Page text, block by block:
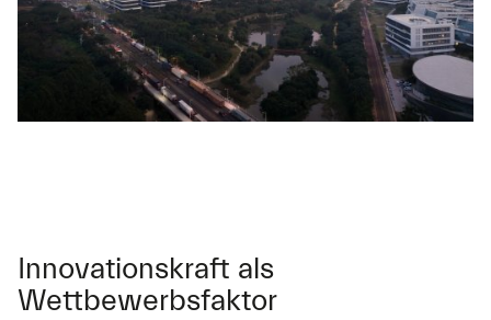
Innovationskraft als
Wettbewerbsfaktor